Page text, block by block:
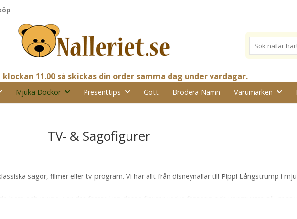
11.00 så skickas din order samma dag under vardagar.
Mjuka Dockor Presenttips Gott Brodera Namn Varumärken
TV- & Sagofigurer
sagor, filmer eller tv-program. Vi har allt från disneynallar till Pippi Långstrump i